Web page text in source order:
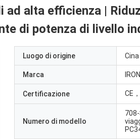
alta efficienza |
di potenza di livello
Luogo di origine Cina
Marca
Certificazione CE
Numero di modello